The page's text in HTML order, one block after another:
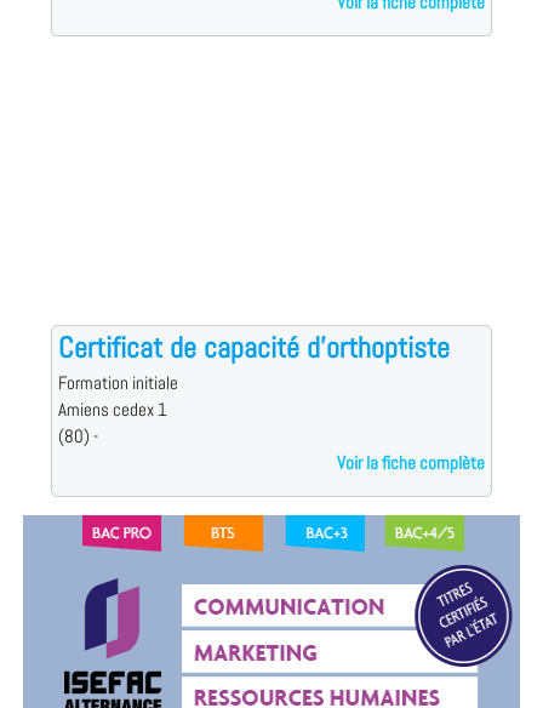
Certificat de capacité d'orthoptiste
Formation initiale
Amiens cedex 1
(80) -
Voir la fiche complète